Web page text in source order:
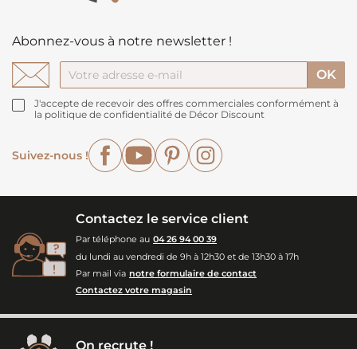
Abonnez-vous à notre newsletter !
J'accepte de recevoir des offres commerciales conformément à
la politique de confidentialité de Décor Discount
Suivez-nous !
FacebookYouTubePinterest
Contactez le service client
Par téléphone au 04 26 94 00 39
du lundi au vendredi de 9h à 12h30 et de 13h30 à 17h
Par mail via notre formulaire de contact
Contactez votre magasin
On recrute !